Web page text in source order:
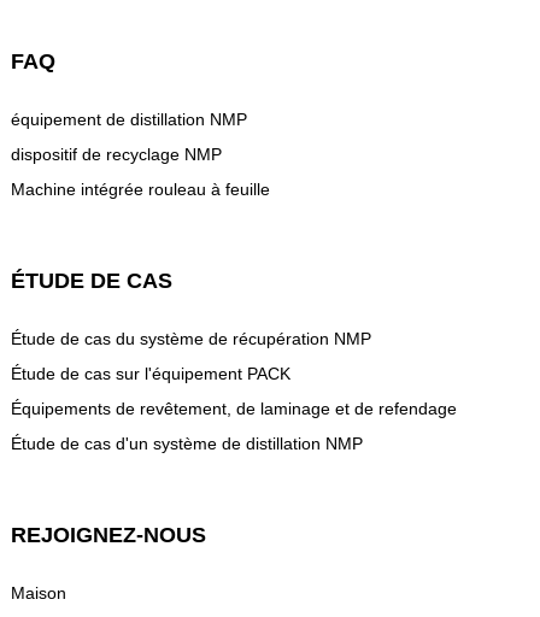
FAQ
équipement de distillation NMP
dispositif de recyclage NMP
Machine intégrée rouleau à feuille
ÉTUDE DE CAS
Étude de cas du système de récupération NMP
Étude de cas sur l'équipement PACK
Équipements de revêtement, de laminage et de refendage
Étude de cas d'un système de distillation NMP
REJOIGNEZ-NOUS
Maison